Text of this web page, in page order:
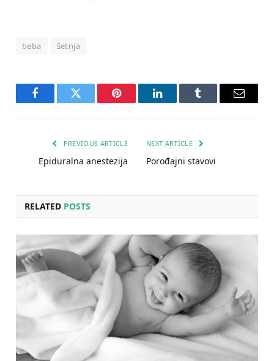
beba šetnja
FacebookTwitter Pinterest LinkedInTumblr Email
PREVIOUS ARTICLE
Epiduralna anestezija
NEXT ARTICLE
Porođajni stavovi
RELATED POSTS